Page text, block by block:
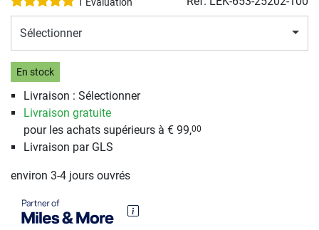
1 Évaluation
Sélectionner
En stock
Livraison : Sélectionner
Livraison gratuite
pour les achats supérieurs à € 99,00
Livraison par GLS
environ 3-4 jours ouvrés